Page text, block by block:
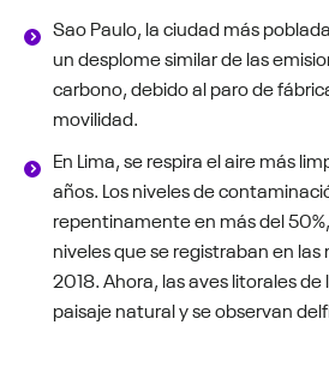
Sao Paulo, la ciudad más
un desplome similar de las
carbono, debido al paro de
movilidad.
En Lima, se respira el aire más
años. Los niveles de
repentinamente en más del
niveles que se registraban en
2018. Ahora, las aves litorales de
paisaje natural y se observan